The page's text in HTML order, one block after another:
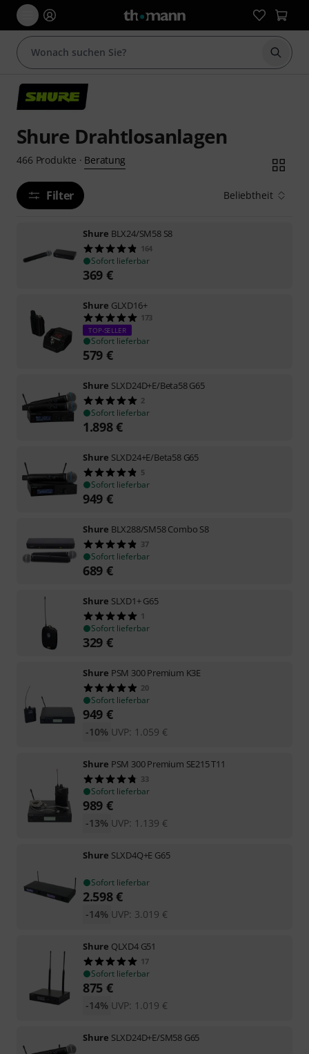
Suche
Shure Drahtlosanlagen
466 Produkte · Beratung
Filter Beliebtheit
Shure BLX24/SM58 S8
164
Sofort lieferbar
369 €
Shure GLXD16+
173
TOP-SELLER
Sofort lieferbar
579 €
Shure SLXD24D+E/Beta58 G65
2
Sofort lieferbar
1.898€
Shure SLXD24+E/Beta58 G65
5
Sofort lieferbar
949 €
Shure BLX288/SM58 Combo S8
37
Sofort lieferbar
689 €
Shure SLXD1+ G65
1
Sofort lieferbar
329 €
Shure PSM 300 Premium K3E
20
Sofort lieferbar
949 €
UVP: 1.059 €
-10%
Shure PSM 300 Premium SE215 T11
33
Sofort lieferbar
989 €
UVP: 1.139 €
-13%
Shure SLXD4Q+E G65
Sofort lieferbar
2.598€
UVP: 3.019 €
-14%
Shure QLXD4 G51
17
Sofort lieferbar
875 €
UVP: 1.019 €
-14%
Shure SLXD24D+E/SM58 G65